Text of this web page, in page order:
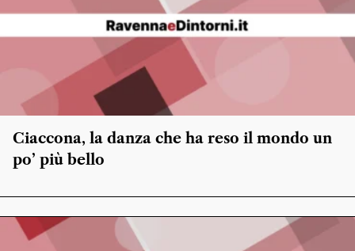
Ciaccona, la danza che ha reso il mondo un
po’ più bello